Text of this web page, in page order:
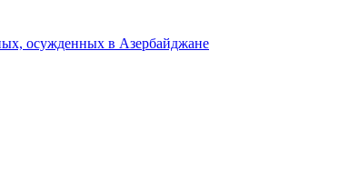
осужденных в Азербайджане